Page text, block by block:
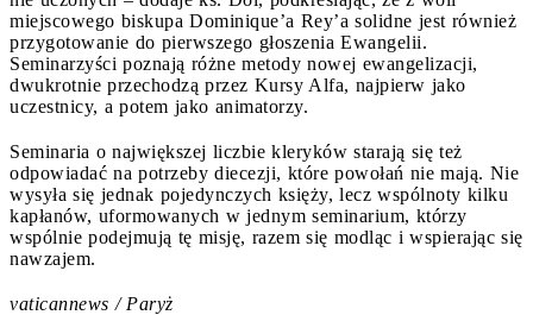
miejscowego biskupa Dominique’a Rey’a solidne jest również
przygotowanie do pierwszego głoszenia Ewangelii.
Seminarzyści poznają różne metody nowej ewangelizacji,
dwukrotnie przechodzą przez Kursy Alfa, najpierw jako
uczestnicy, a potem jako animatorzy.
Seminaria o największej liczbie kleryków starają się też
odpowiadać na potrzeby diecezji, które powołań nie mają. Nie
wysyła się jednak pojedynczych księży, lecz wspólnoty kilku
kapłanów, uformowanych w jednym seminarium, którzy
wspólnie podejmują tę misję, razem się modląc i wspierając się
nawzajem.
vaticannews / Paryż